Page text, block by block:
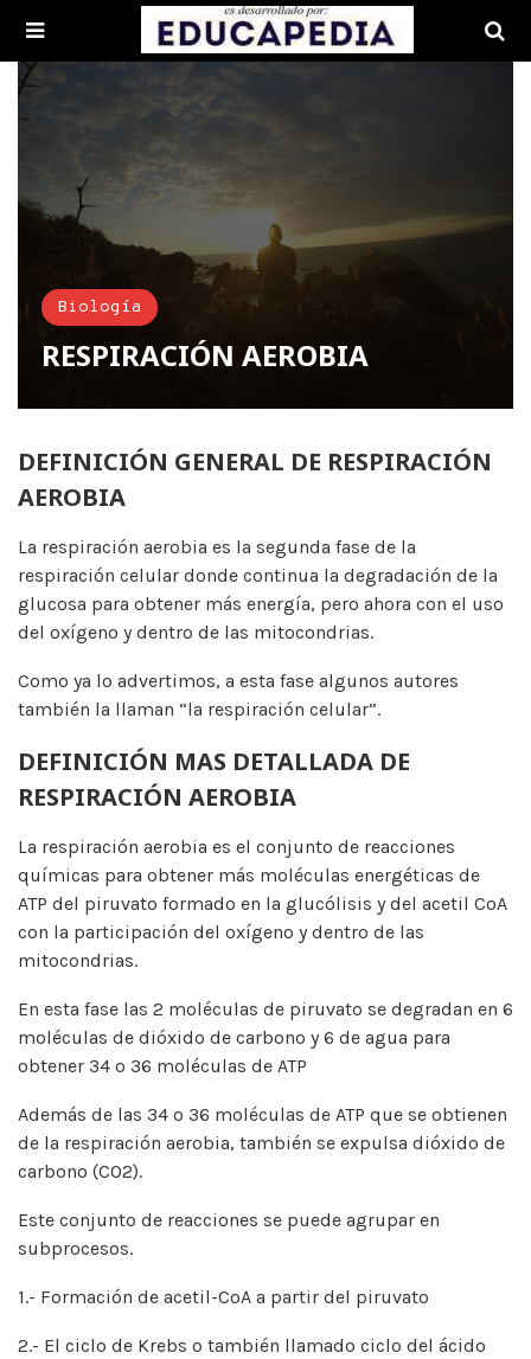
Biología
RESPIRACIÓN AEROBIA
DEFINICIÓN GENERAL DE RESPIRACIÓN
AEROBIA
La respiración aerobia es la segunda fase de la
respiración celular donde continua la degradación de la
glucosa para obtener más energía, pero ahora con el uso
del oxígeno y dentro de las mitocondrias.
Como ya lo advertimos, a esta fase algunos autores
también la llaman “la respiración celular”.
DEFINICIÓN MAS DETALLADA DE
RESPIRACIÓN AEROBIA
La respiración aerobia es el conjunto de reacciones
químicas para obtener más moléculas energéticas de
ATP del piruvato formado en la glucólisis y del acetil CoA
con la participación del oxígeno y dentro de las
mitocondrias.
En esta fase las 2 moléculas de piruvato se degradan en 6
moléculas de dióxido de carbono y 6 de agua para
obtener 34 o 36 moléculas de ATP
Además de las 34 o 36 moléculas de ATP que se obtienen
de la respiración aerobia, también se expulsa dióxido de
carbono (CO2).
Este conjunto de reacciones se puede agrupar en
subprocesos.
1.- Formación de acetil-CoA a partir del piruvato
2.- El ciclo de Krebs o también llamado ciclo del ácido